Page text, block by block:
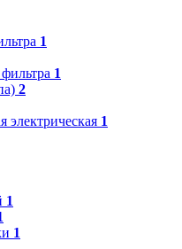
1
1
2
электрическая 1
1
1